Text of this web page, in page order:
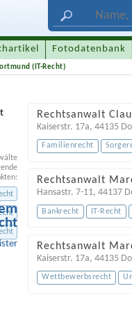
Fotodatenbank
(IT-Recht)
Rechtsanwalt
Kaiserstr. 17a,44135
Familienrecht
Rechtsanwalt
Hansastr. 7-11,44137
Bankrecht IT-Recht
Rechtsanwalt
Kaiserstr. 17a,44135
Wettbewerbsrecht